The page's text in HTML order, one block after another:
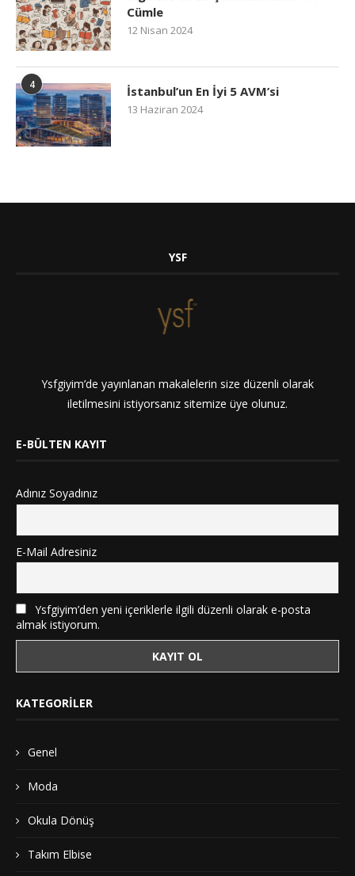
Cümle
12 Nisan 2024
4 İstanbul’un En İyi 5 AVM’si
13 Haziran 2024
YSF
Ysfgiyim’de yayınlanan makalelerin size düzenli olarak
iletilmesini istiyorsanız sitemize üye olunuz.
E-BÜLTEN KAYIT
Adınız Soyadınız
E-Mail Adresiniz
Ysfgiyim’den yeni içeriklerle ilgili düzenli olarak e-posta
almak istiyorum.
KATEGORILER
Genel
Moda
Okula Dönüş
Takım Elbise